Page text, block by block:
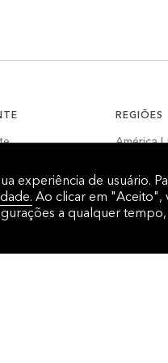
REGIÕES
América
Coreia
Global
Índia
experiência de usuário.
Ao clicar em "Aceito",
a qualquer tempo,